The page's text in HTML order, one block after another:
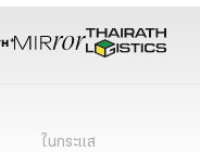
คีย์บอร์ด Logitech
ในกระแส